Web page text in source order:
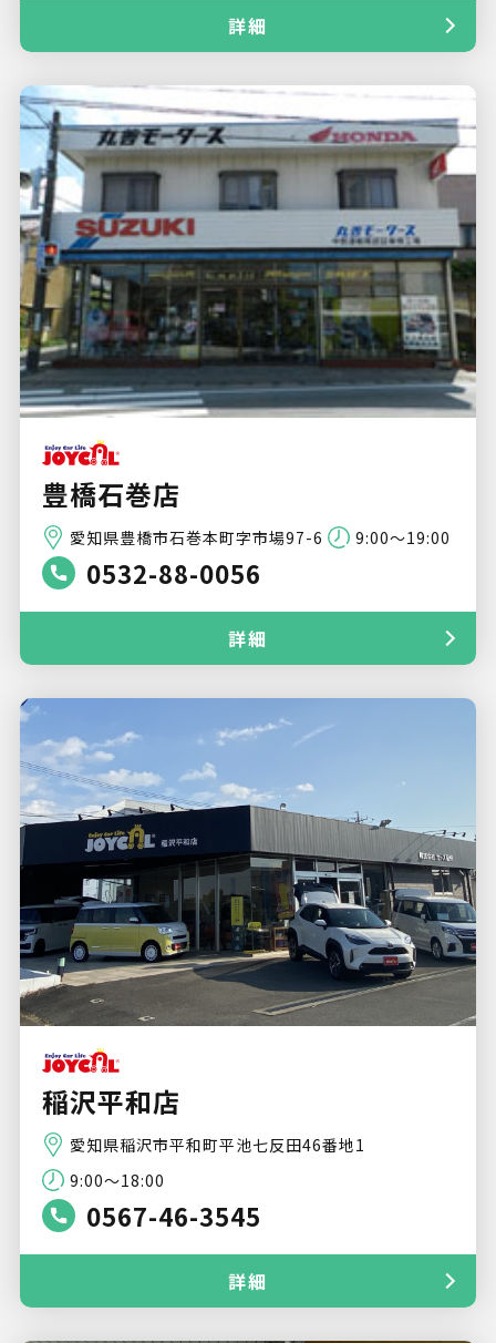
詳細
豊橋石巻店
愛知県豊橋市石巻本町字市場97-6 9:00～19:00
0532-88-0056
詳細
稲沢平和店
愛知県稲沢市平和町平池七反田46番地1
9:00〜18:00
0567-46-3545
詳細